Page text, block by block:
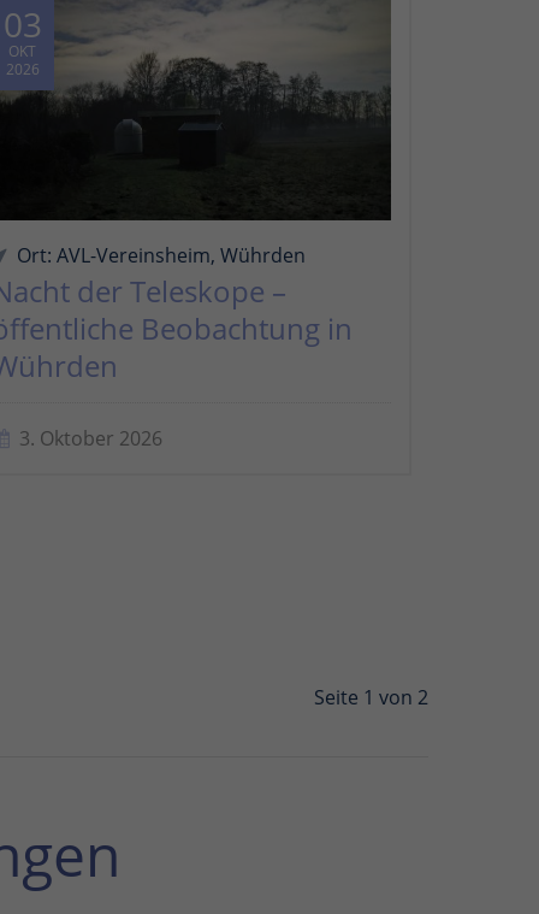
03
OKT
2026
Ort: AVL-Vereinsheim, Wührden
der Teleskope –
Beobachtung in
3. Oktober 2026
Seite 1 von 2